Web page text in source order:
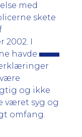
med
skete
2002. I
havde
og ikke
været syg og
omfang.